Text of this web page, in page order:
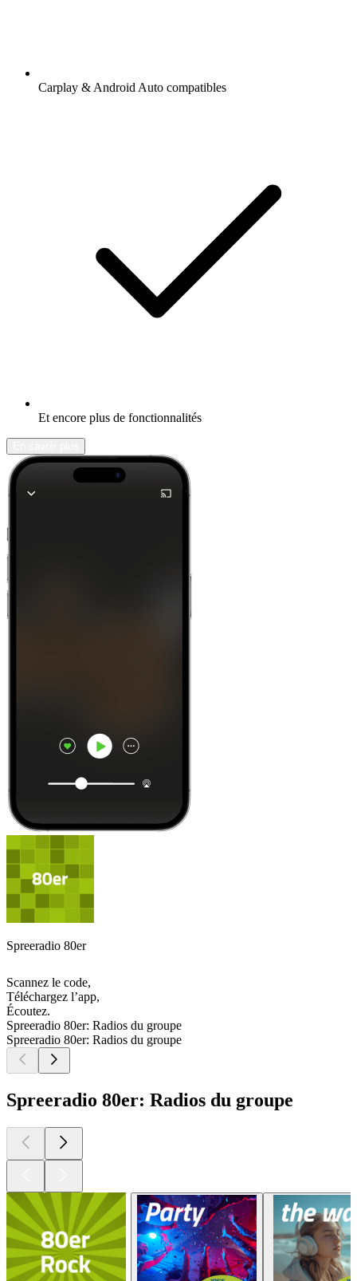
Carplay & Android Auto compatibles
Et encore plus de fonctionnalités
Spreeradio 80er
Scannez le code,
Téléchargez l’app,
Écoutez.
Spreeradio 80er: Radios du groupe
Spreeradio 80er: Radios du groupe
Spreeradio 80er: Radios du groupe